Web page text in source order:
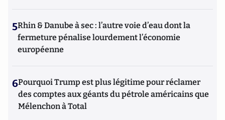
5Rhin & Danube à sec : l’autre voie d’eau dont la
fermeture pénalise lourdement l’économie
européenne
6Pourquoi Trump est plus légitime pour réclamer
des comptes aux géants du pétrole américains que
Mélenchon à Total